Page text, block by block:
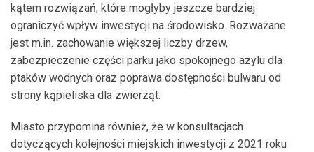
kątem rozwiązań, które mogłyby jeszcze bardziej
ograniczyć wpływ inwestycji na środowisko. Rozważane
jest m.in. zachowanie większej liczby drzew,
zabezpieczenie części parku jako spokojnego azylu dla
ptaków wodnych oraz poprawa dostępności bulwaru od
strony kąpieliska dla zwierząt.
Miasto przypomina również, że w konsultacjach
dotyczących kolejności miejskich inwestycji z 2021 roku